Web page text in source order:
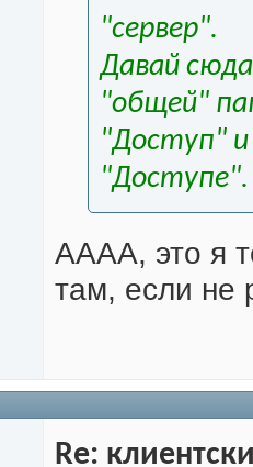
"сервер".
Давай
"общей"
"Доступ" и
"Доступе".
АААА, это я
там, если не
Re: